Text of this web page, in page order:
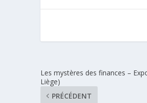
Les mystères des finances –
Liège)
PRÉCÉDENT